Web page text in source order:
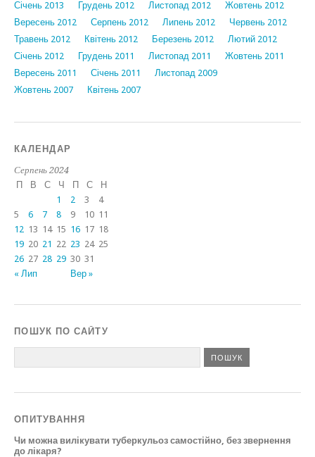
Січень 2013 Грудень 2012 Листопад 2012
Жовтень 2012
Вересень 2012
Серпень 2012 Липень 2012
Червень 2012
Травень 2012
Квітень 2012 Березень 2012
Лютий 2012
Січень 2012
Грудень 2011 Листопад 2011
Жовтень 2011
Вересень 2011
Січень 2011
Листопад 2009
Жовтень 2007
Квітень 2007
КАЛЕНДАР
Серпень 2024
П
В С Ч П С Н
« Лип Вер »
1 2 3
4
5
6 7 8 9 10 11
12 13 14 15 16 17 18
19 20 21 22 23 24 25
26 27 28 29 30 31
ПОШУК ПО САЙТУ
ОПИТУВАННЯ
Чи можна вилікувати туберкульоз самостійно, без звернення
до лікаря?